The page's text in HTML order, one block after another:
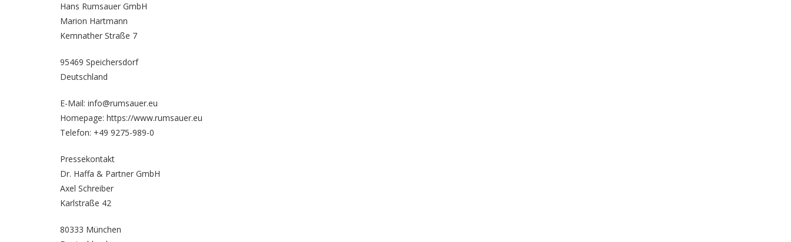
Hans Rumsauer GmbH
Marion Hartmann
Kemnather Straße 7
95469 Speichersdorf
Deutschland
E-Mail: info@rumsauer.eu
Homepage: https://www.rumsauer.eu
Telefon: +49 9275-989-0
Pressekontakt
Dr. Haffa & Partner GmbH
Axel Schreiber
Karlstraße 42
80333 München